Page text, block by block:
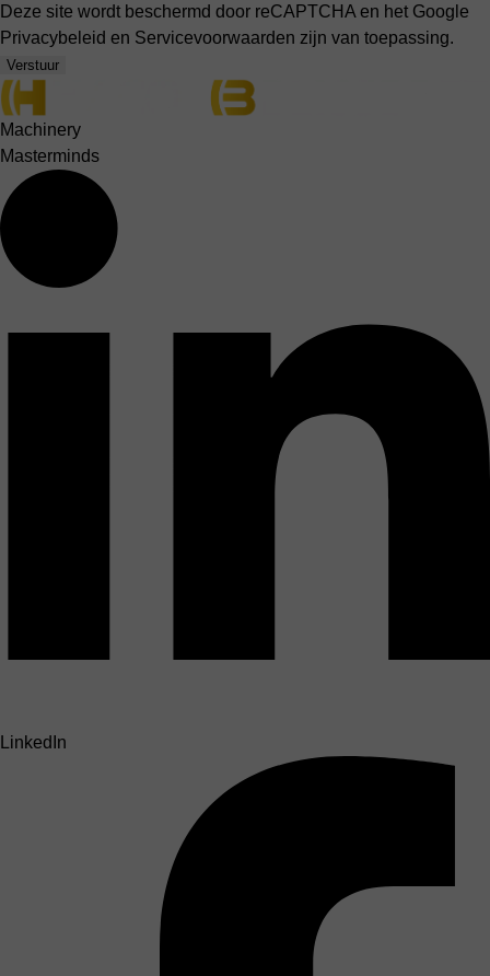
Deze site wordt beschermd door reCAPTCHA en het Google
Privacybeleid en Servicevoorwaarden zijn van toepassing.
Verstuur
Machinery
Masterminds
LinkedIn